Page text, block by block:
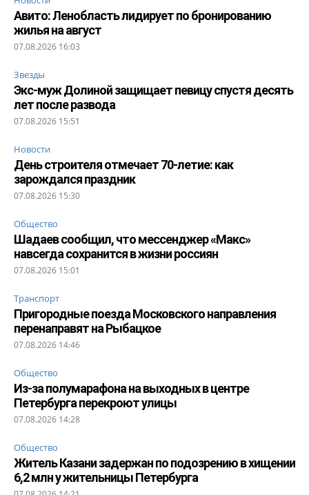
Авито: Ленобласть лидирует по бронированию
жилья на август
07.08.2026 16:03
Звезды
Экс-муж Долиной защищает певицу спустя десять
лет после развода
07.08.2026 15:51
Новости
День строителя отмечает 70-летие: как
зарождался праздник
07.08.2026 15:30
Общество
Шадаев сообщил, что мессенджер «Макс»
навсегда сохранится в жизни россиян
07.08.2026 15:01
Транспорт
Пригородные поезда Московского направления
перенаправят на Рыбацкое
07.08.2026 14:46
Общество
Из-за полумарафона на выходных в центре
Петербурга перекроют улицы
07.08.2026 14:28
Общество
Житель Казани задержан по подозрению в хищении
6,2 млн у жительницы Петербурга